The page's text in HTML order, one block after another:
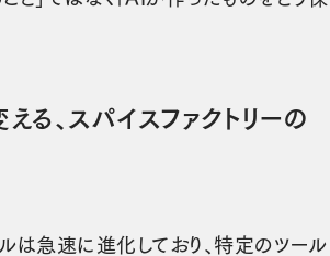
る、スパイスファクトリーの
は急速に進化しており、特定のツール